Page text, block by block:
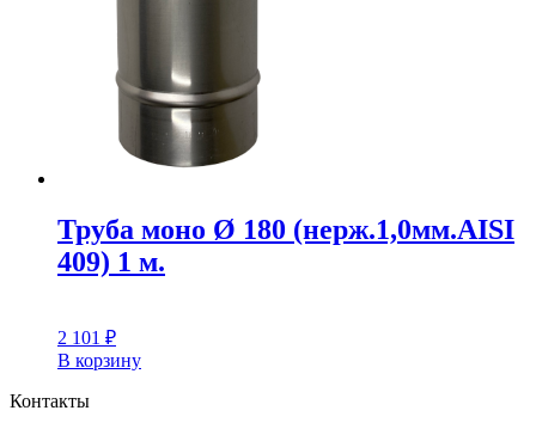
Труба моно Ø 180 (нерж.1,0мм.AISI
409) 1 м.
2 101 ₽
В корзину
Контакты